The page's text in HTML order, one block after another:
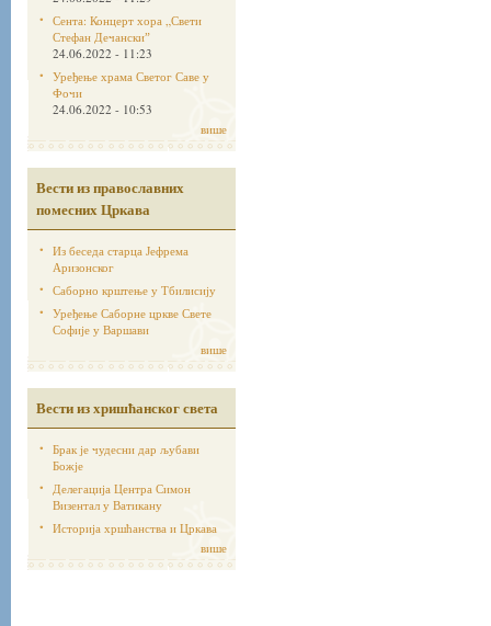
Сента: Концерт хора „Свети
Стефан Дечанскиˮ
24.06.2022 - 11:23
Уређење храма Светог Саве у
Фочи
24.06.2022 - 10:53
више
Вести из православних
помесних Цркава
Из беседа старца Јефрема
Аризонског
Саборно крштење у Тбилисију
Уређење Саборне цркве Свете
Софије у Варшави
више
Вести из хришћанског света
Брак је чудесни дар љубави
Божје
Делегација Центра Симон
Визентал у Ватикану
Историја хршћанства и Цркава
више